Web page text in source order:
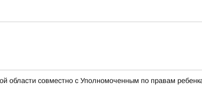
области совместно с Уполномоченным по правам